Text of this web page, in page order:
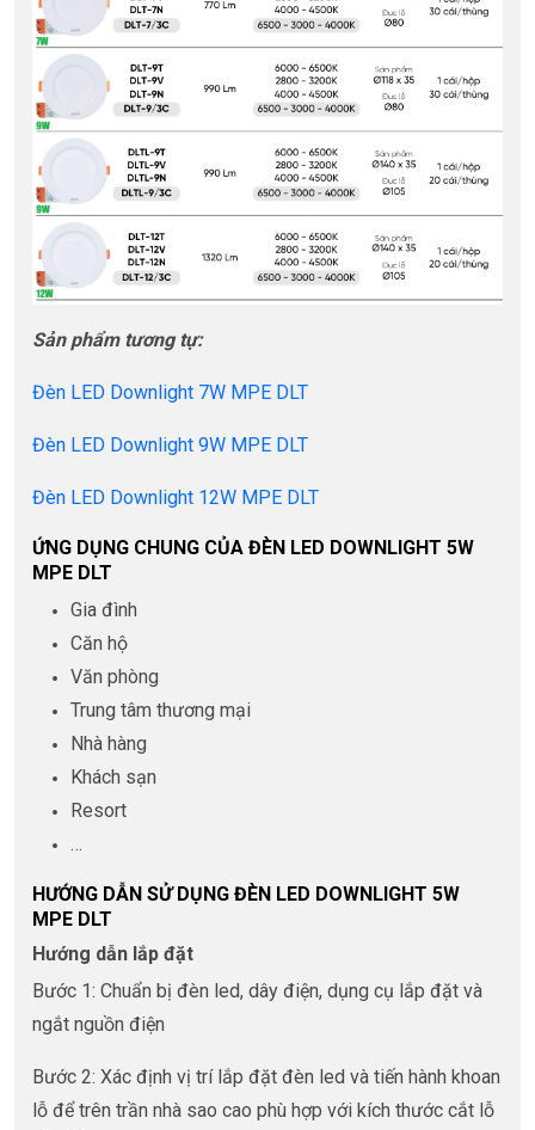
Sản phẩm tương tự:
Đèn LED Downlight 7W MPE DLT
Đèn LED Downlight 9W MPE DLT
Đèn LED Downlight 12W MPE DLT
ỨNG DỤNG CHUNG CỦA ĐÈN LED DOWNLIGHT 5W
MPE DLT
Gia đình
Căn hộ
Văn phòng
Trung tâm thương mại
Nhà hàng
Khách sạn
Resort
…
HƯỚNG DẪN SỬ DỤNG ĐÈN LED DOWNLIGHT 5W
MPE DLT
Hướng dẫn lắp đặt
Bước 1: Chuẩn bị đèn led, dây điện, dụng cụ lắp đặt và
ngắt nguồn điện
Bước 2: Xác định vị trí lắp đặt đèn led và tiến hành khoan
lỗ để trên trần nhà sao cao phù hợp với kích thước cắt lỗ